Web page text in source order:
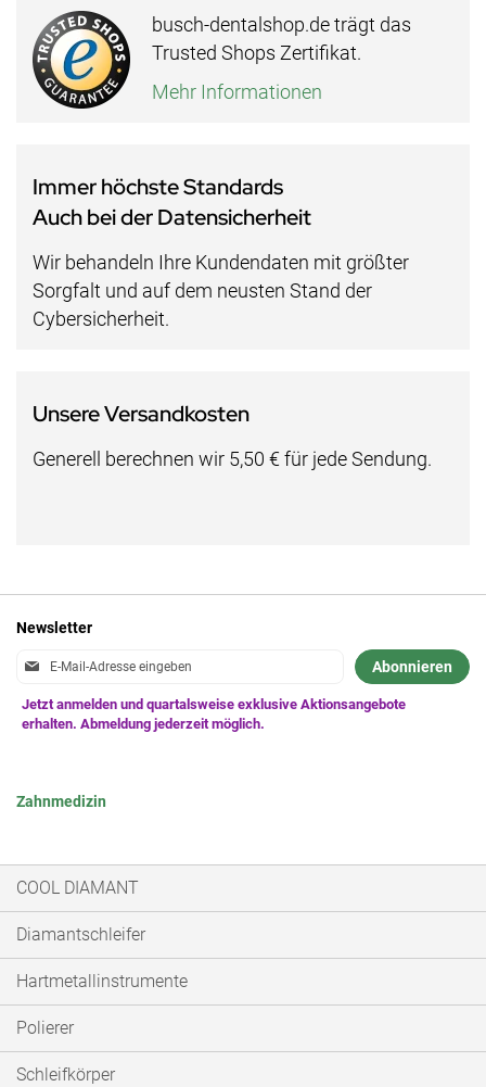
busch-dentalshop.de trägt das
Trusted Shops Zertifikat.
Mehr Informationen
Immer höchste Standards
Auch bei der Datensicherheit
Wir behandeln Ihre Kundendaten mit größter
Sorgfalt und auf dem neusten Stand der
Cybersicherheit.
Unsere Versandkosten
Generell berechnen wir 5,50 € für jede Sendung.
Newsletter
Anmeldung
Newsletter:
Abonnieren
Zahnmedizin
COOL DIAMANT
Diamantschleifer
Hartmetallinstrumente
Polierer
Schleifkörper